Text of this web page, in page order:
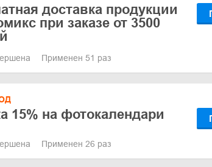
доставка продукции
при заказе от 3500
Применен 51 раз
15% на фотокалендари
Применен 26 раз